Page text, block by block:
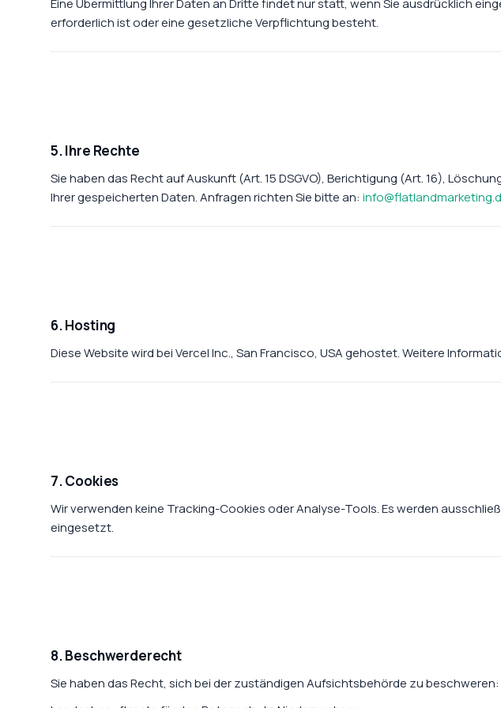
Eine Übermittlung Ihrer Daten an Dritte findet nur statt, wenn Sie ausdrücklich
erforderlich ist oder eine gesetzliche Verpflichtung besteht.
5. Ihre Rechte
Sie haben das Recht auf Auskunft (Art. 15 DSGVO), Berichtigung (Art. 16),
Ihrer gespeicherten Daten. Anfragen richten Sie bitte an:
6. Hosting
Diese Website wird bei Vercel Inc., San Francisco, USA gehostet. Weitere
7. Cookies
Wir verwenden keine Tracking-Cookies oder Analyse-Tools. Es werden
eingesetzt.
8. Beschwerderecht
Sie haben das Recht, sich bei der zuständigen Aufsichtsbehörde zu beschweren: